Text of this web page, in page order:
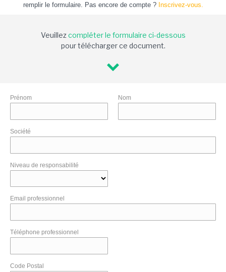
remplir le formulaire. Pas encore de compte ? Inscrivez-vous.
Veuillezcompléter le formulaire ci-dessous
pour télécharger ce document.
Prénom Nom
Société
Niveau de responsabilité
Email professionnel
Téléphone professionnel
Code Postal